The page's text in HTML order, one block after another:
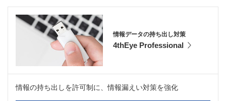
情報データの持ち出し対策
4thEye Professional
情報の持ち出しを許可制に、情報漏えい対策を強化